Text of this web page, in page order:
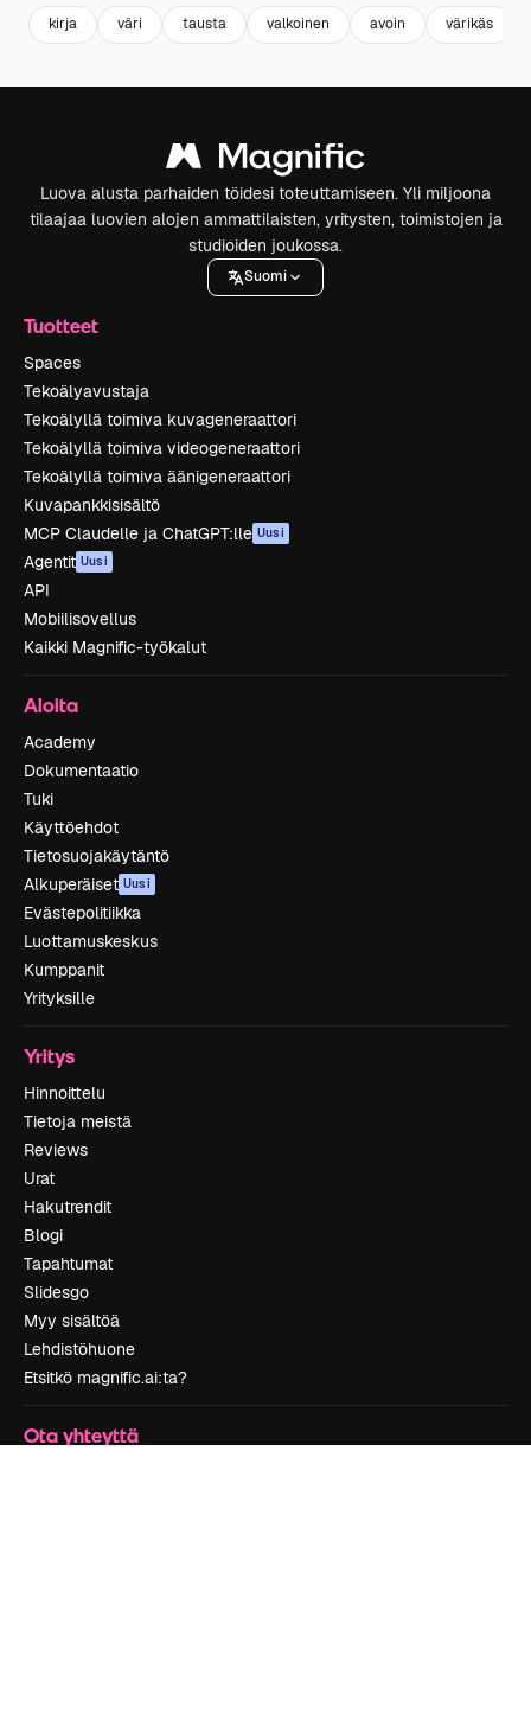
kirja väri tausta valkoinen avoin värikäs
Luova alusta parhaiden töidesi toteuttamiseen. Yli miljoona
tilaajaa luovien alojen ammattilaisten, yritysten, toimistojen ja
studioiden joukossa.
Suomi
Tuotteet
Spaces
Tekoälyavustaja
Tekoälyllä toimiva kuvageneraattori
Tekoälyllä toimiva videogeneraattori
Tekoälyllä toimiva äänigeneraattori
Kuvapankkisisältö
MCP Claudelle ja ChatGPT:lle Uusi
Agentit Uusi
API
Mobiilisovellus
Kaikki Magnific-työkalut
Aloita
Academy
Dokumentaatio
Tuki
Käyttöehdot
Tietosuojakäytäntö
Alkuperäiset Uusi
Evästepolitiikka
Luottamuskeskus
Kumppanit
Yrityksille
Yritys
Hinnoittelu
Tietoja meistä
Reviews
Urat
Hakutrendit
Blogi
Tapahtumat
Slidesgo
Myy sisältöä
Lehdistöhuone
Etsitkö magnific.ai:ta?
Ota yhteyttä